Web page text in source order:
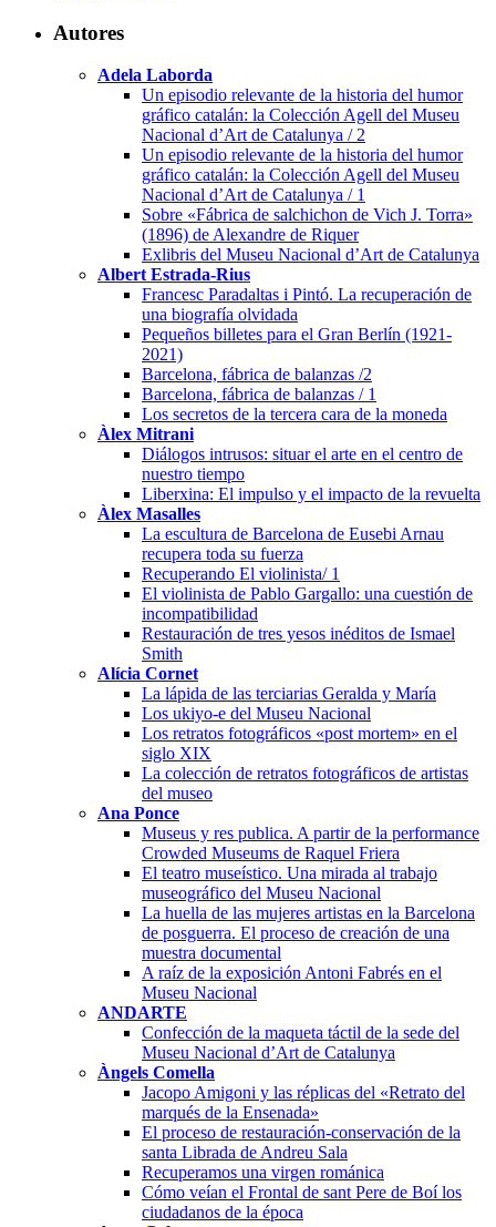
Autores
Adela Laborda
Un episodio relevante de la historia del humor
gráfico catalán: la Colección Agell del Museu
Nacional d’Art de Catalunya / 2
Un episodio relevante de la historia del humor
gráfico catalán: la Colección Agell del Museu
Nacional d’Art de Catalunya / 1
Sobre «Fábrica de salchichon de Vich J. Torra»
(1896) de Alexandre de Riquer
Exlibris del Museu Nacional d’Art de Catalunya
Albert Estrada-Rius
Francesc Paradaltas i Pintó. La recuperación de
una biografía olvidada
Pequeños billetes para el Gran Berlín (1921-
2021)
Barcelona, fábrica de balanzas /2
Barcelona, fábrica de balanzas / 1
Los secretos de la tercera cara de la moneda
Àlex Mitrani
Diálogos intrusos: situar el arte en el centro de
nuestro tiempo
Liberxina: El impulso y el impacto de la revuelta
Àlex Masalles
La escultura de Barcelona de Eusebi Arnau
recupera toda su fuerza
Recuperando El violinista/ 1
El violinista de Pablo Gargallo: una cuestión de
incompatibilidad
Restauración de tres yesos inéditos de Ismael
Smith
Alícia Cornet
La lápida de las terciarias Geralda y María
Los ukiyo-e del Museu Nacional
Los retratos fotográficos «post mortem» en el
siglo XIX
La colección de retratos fotográficos de artistas
del museo
Ana Ponce
Museus y res publica. A partir de la performance
Crowded Museums de Raquel Friera
El teatro museístico. Una mirada al trabajo
museográfico del Museu Nacional
La huella de las mujeres artistas en la Barcelona
de posguerra. El proceso de creación de una
muestra documental
A raíz de la exposición Antoni Fabrés en el
Museu Nacional
ANDARTE
Confección de la maqueta táctil de la sede del
Museu Nacional d’Art de Catalunya
Àngels Comella
Jacopo Amigoni y las réplicas del «Retrato del
marqués de la Ensenada»
El proceso de restauración-conservación de la
santa Librada de Andreu Sala
Recuperamos una virgen románica
Cómo veían el Frontal de sant Pere de Boí los
ciudadanos de la época